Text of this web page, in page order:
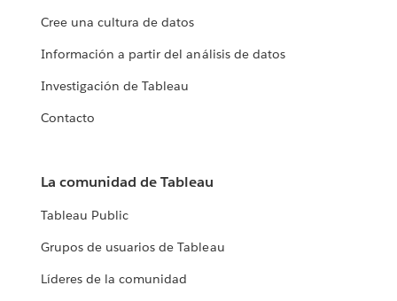
Cree una cultura de datos
Información a partir del análisis de datos
Investigación de Tableau
Contacto
La comunidad de Tableau
Tableau Public
Grupos de usuarios de Tableau
Líderes de la comunidad